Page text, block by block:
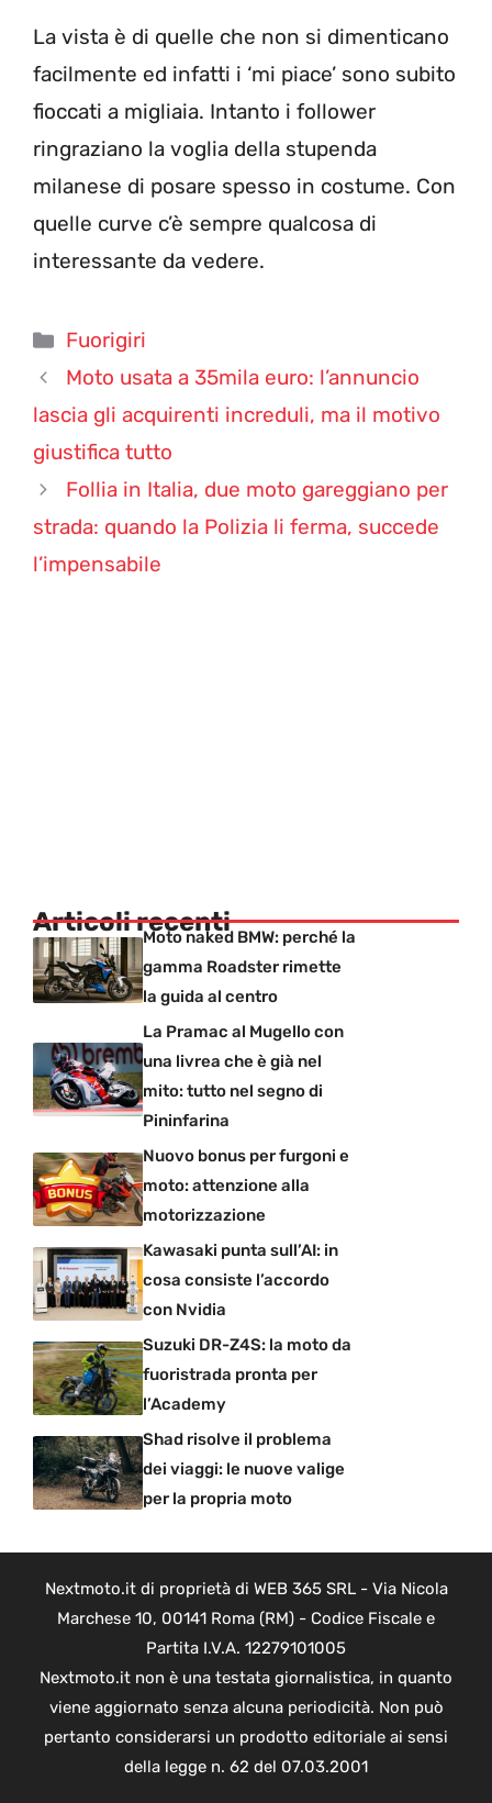
La vista è di quelle che non si dimenticano
facilmente ed infatti i ‘mi piace’ sono subito
fioccati a migliaia. Intanto i follower
ringraziano la voglia della stupenda
milanese di posare spesso in costume. Con
quelle curve c’è sempre qualcosa di
interessante da vedere.
Categorie
Fuorigiri
Moto usata a 35mila euro: l’annuncio
lascia gli acquirenti increduli, ma il motivo
giustifica tutto
Follia in Italia, due moto gareggiano per
strada: quando la Polizia li ferma, succede
l’impensabile
Articoli recentiMoto naked BMW: perché la
gamma Roadster rimette
la guida al centro
La Pramac al Mugello con
una livrea che è già nel
mito: tutto nel segno di
Pininfarina
Nuovo bonus per furgoni e
moto: attenzione alla
motorizzazione
Kawasaki punta sull’AI: in
cosa consiste l’accordo
con Nvidia
Suzuki DR-Z4S: la moto da
fuoristrada pronta per
l’Academy
Shad risolve il problema
dei viaggi: le nuove valige
per la propria moto
Nextmoto.it di proprietà di WEB 365 SRL - Via Nicola
Marchese 10, 00141 Roma (RM) - Codice Fiscale e
Partita I.V.A. 12279101005
Nextmoto.it non è una testata giornalistica, in quanto
viene aggiornato senza alcuna periodicità. Non può
pertanto considerarsi un prodotto editoriale ai sensi
della legge n. 62 del 07.03.2001